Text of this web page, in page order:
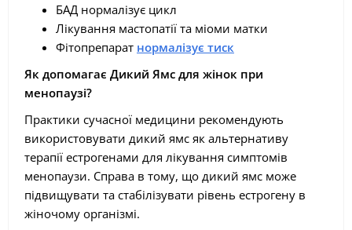
БАД нормалізує цикл
Лікування мастопатії та міоми матки
Фітопрепарат нормалізує тиск
Як допомагає Дикий Ямс для жінок при
менопаузі?
Практики сучасної медицини рекомендують
використовувати дикий ямс як альтернативу
терапії естрогенами для лікування симптомів
менопаузи. Справа в тому, що дикий ямс може
підвищувати та стабілізувати рівень естрогену в
жіночому організмі.